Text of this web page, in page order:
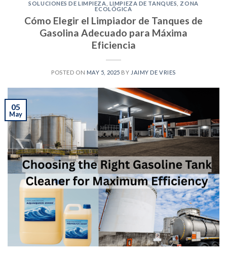
SOLUCIONES DE LIMPIEZA LIMPIEZA DE TANQUES
ZONA
ECOLÓGICA
Cómo Elegir el Limpiador de Tanques de
Gasolina Adecuado para Máxima
Eficiencia
POSTED ON MAY 5, 2025 BY JAIMY DE VRIES
05
May